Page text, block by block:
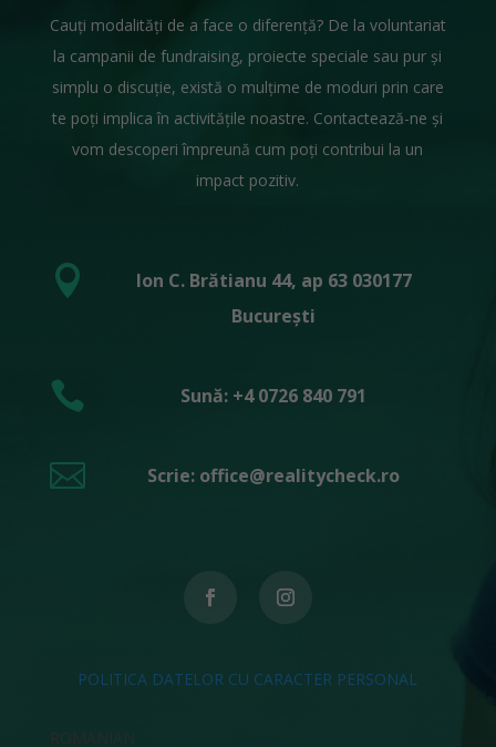
Cauți modalități de a face o diferență? De la voluntariat
la campanii de fundraising, proiecte speciale sau pur și
simplu o discuție, există o mulțime de moduri prin care
te poți implica în activitățile noastre. Contactează-ne și
vom descoperi împreună cum poți contribui la un
impact pozitiv.

Ion C. Brătianu 44, ap 63 030177
București
 Sună: +4 0726 840 791
 Scrie: office@realitycheck.ro
POLITICA DATELOR CU CARACTER PERSONAL
ROMANIAN